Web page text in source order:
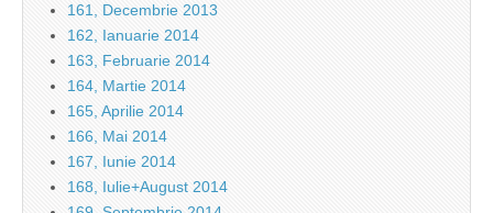
161, Decembrie 2013
162, Ianuarie 2014
163, Februarie 2014
164, Martie 2014
165, Aprilie 2014
166, Mai 2014
167, Iunie 2014
168, Iulie+August 2014